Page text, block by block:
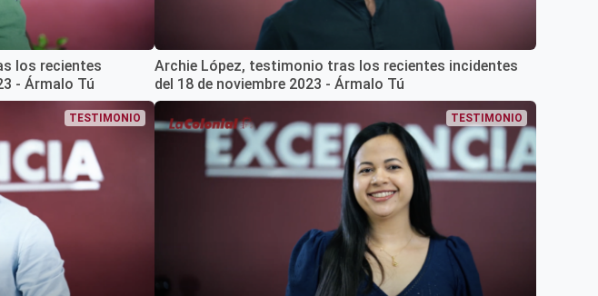
los recientes
- Ármalo Tú
Archie López, testimonio tras los recientes incidentes
del 18 de noviembre 2023 - Ármalo Tú
TESTIMONIO TESTIMONIO